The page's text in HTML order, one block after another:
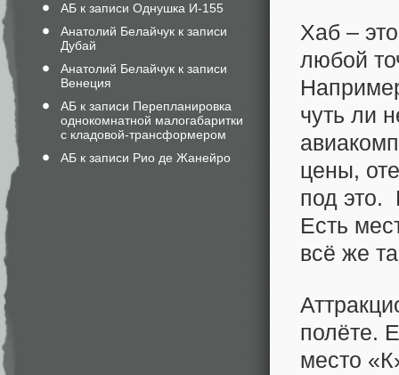
АБ к записи Однушка И-155
Анатолий Белайчук к записи
Дубай
Анатолий Белайчук к записи
Венеция
АБ к записи Перепланировка
однокомнатной малогабаритки
с кладовой-трансформером
АБ к записи Рио де Жанейро
Хаб –
любой
чуть ли
цены,
под это.
Есть
всё же
полёте.
место